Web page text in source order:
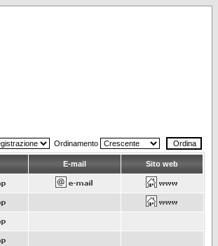
Ordinamento
E-mail Sito web